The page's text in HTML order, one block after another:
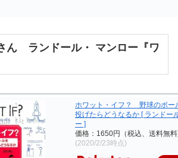
ん ランドール・ マンロー『ワ
ホワット・イフ？ 野球のボー
投げたらどうなるか [ ランドー
ー ]
価格：1650円（税込、送料無
(2020/2/23時点)